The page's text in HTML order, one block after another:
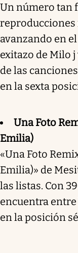
Un número tan
reproducciones
avanzando en el
exitazo de Milo
de las
en la sexta
Una Foto
Emilia)
«Una Foto
Emilia)» de
las listas. Con
encuentra
en la posición